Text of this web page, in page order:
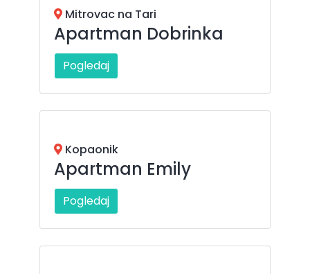
Mitrovac na Tari
Apartman Dobrinka
Pogledaj
Kopaonik
Apartman Emily
Pogledaj